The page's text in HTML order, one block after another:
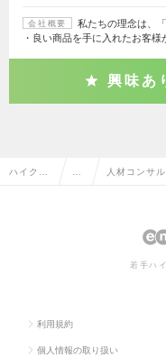
会社概要
私たちの理念は、
・良い商品を手に入れたお客
興味あ
ハイクラ 人材コンサル
若手ハ
利用規約
個人情報の取り扱い